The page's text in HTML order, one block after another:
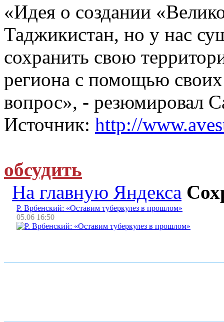
«Идея о создании
Таджикистан, но у нас
сохранить свою
региона с помощью своих
вопрос», - резюмировал
Источник: http://
обсудить
На главную Яндекса
Р. Врбенский: «Оставим туберкулез в прошлом»
05.06 16:50